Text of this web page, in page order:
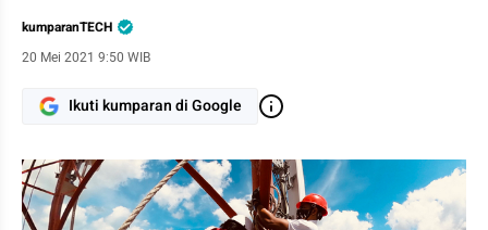
kumparanTECH
20 Mei 2021 9:50 WIB
Ikuti kumparan di Google